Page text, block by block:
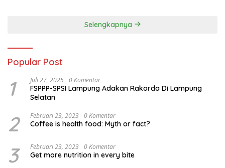
Selengkapnya
Popular Post
1 Juli 27, 2025 0 Komentar
FSPPP-SPSI Lampung Adakan Rakorda Di Lampung
Selatan
2 Februari 23, 2023 0 Komentar
Coffee is health food: Myth or fact?
3 Februari 23, 2023 0 Komentar
Get more nutrition in every bite